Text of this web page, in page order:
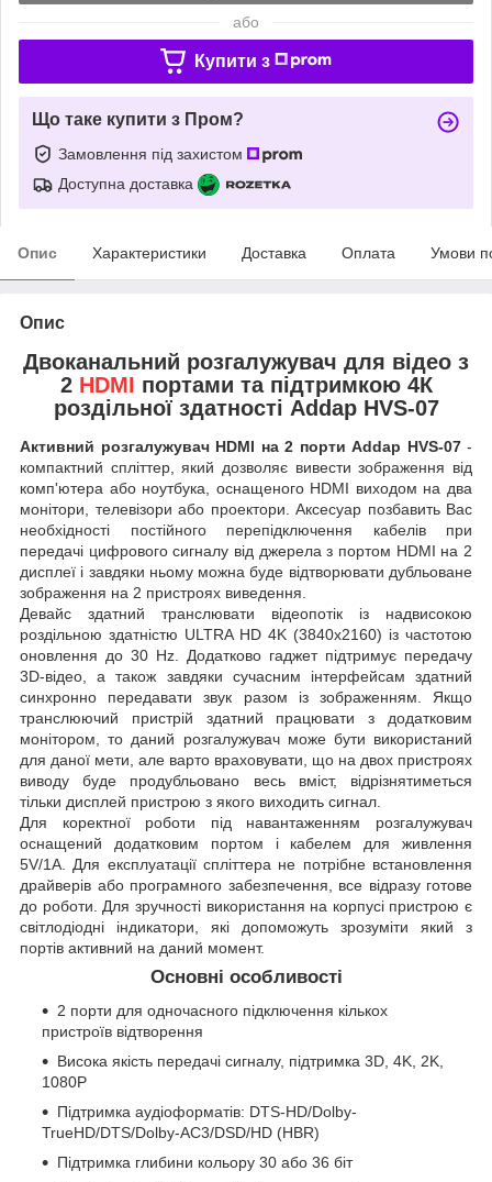
або
Купити з
Що таке купити з Пром?
Замовлення під захистом
Доступна доставка
Опис Характеристики Доставка Оплата Умови
Опис
Двоканальний розгалужувач для відео з
2 HDMI портами та підтримкою 4К
роздільної здатності Addap HVS-07
Активний розгалужувач HDMI на 2 порти Addap HVS-07-
компактний спліттер, який дозволяє вивести зображення від
комп'ютера або ноутбука, оснащеного HDMI виходом на два
монітори, телевізори або проектори. Аксесуар позбавить Вас
необхідності постійного перепідключення кабелів при
передачі цифрового сигналу від джерела з портом HDMI на 2
дисплеї і завдяки ньому можна буде відтворювати дубльоване
зображення на 2 пристроях виведення.
Девайс здатний транслювати відеопотік із надвисокою
роздільною здатністю ULTRA HD 4K (3840x2160) із частотою
оновлення до 30 Hz. Додатково гаджет підтримує передачу
3D-відео, а також завдяки сучасним інтерфейсам здатний
синхронно передавати звук разом із зображенням. Якщо
транслюючий пристрій здатний працювати з додатковим
монітором, то даний розгалужувач може бути використаний
для даної мети, але варто враховувати, що на двох пристроях
виводу буде продубльовано весь вміст, відрізнятиметься
тільки дисплей пристрою з якого виходить сигнал.
Для коректної роботи під навантаженням розгалужувач
оснащений додатковим портом і кабелем для живлення
5V/1A. Для експлуатації спліттера не потрібне встановлення
драйверів або програмного забезпечення, все відразу готове
до роботи. Для зручності використання на корпусі пристрою є
світлодіодні індикатори, які допоможуть зрозуміти який з
портів активний на даний момент.
Основні особливості
2 порти для одночасного підключення кількох
пристроїв відтворення
Висока якість передачі сигналу, підтримка 3D, 4K, 2K,
1080P
Підтримка аудіоформатів: DTS-HD/Dolby-
TrueHD/DTS/Dolby-AC3/DSD/HD (HBR)
Підтримка глибини кольору 30 або 36 біт